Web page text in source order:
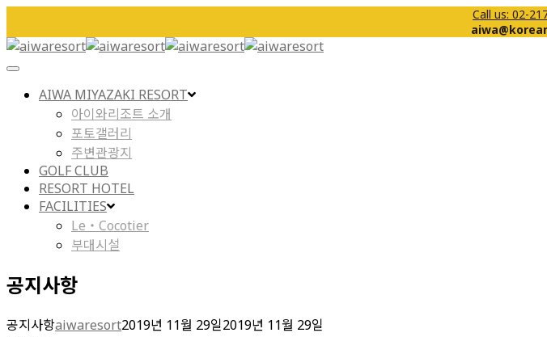
Call us: 02-
Toggle
Navigation
AIWA MIYAZAKI RESORT
아이와리조트 소개
포토갤러리
주변관광지
GOLF CLUB
RESORT HOTEL
FACILITIES
Le・Cocotier
부대시설
공지사항
공지사항aiwaresort2019년 11월 29일2019년 11월 29일